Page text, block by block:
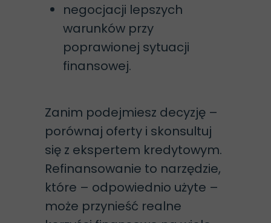
negocjacji lepszych
warunków przy
poprawionej sytuacji
finansowej.
Zanim podejmiesz decyzję –
porównaj oferty i skonsultuj
się z ekspertem kredytowym.
Refinansowanie to narzędzie,
które – odpowiednio użyte –
może przynieść realne